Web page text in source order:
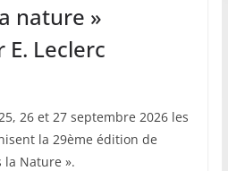
nature »
Leclerc
26 et 27 septembre 2026 les
la 29ème édition de
la Nature ».